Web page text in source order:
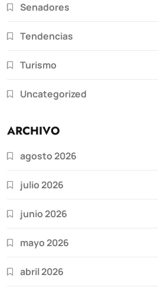
Senadores
Tendencias
Turismo
Uncategorized
ARCHIVO
agosto 2026
julio 2026
junio 2026
mayo 2026
abril 2026